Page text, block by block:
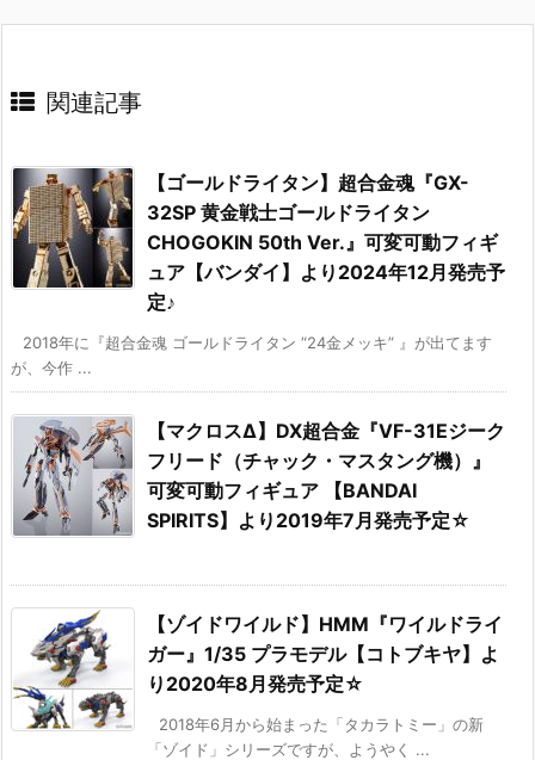
関連記事
【ゴールドライタン】超合金魂『GX-
32SP 黄金戦士ゴールドライタン
CHOGOKIN 50th Ver.』可変可動フィギ
ュア【バンダイ】より2024年12月発売予
定♪
2018年に『超合金魂 ゴールドライタン “24金メッキ” 』が出てます
が、今作 ...
【マクロスΔ】DX超合金『VF-31Eジーク
フリード（チャック・マスタング機）』
可変可動フィギュア 【BANDAI
SPIRITS】より2019年7月発売予定☆
【ゾイドワイルド】HMM『ワイルドライ
ガー』1/35 プラモデル【コトブキヤ】よ
り2020年8月発売予定☆
2018年6月から始まった「タカラトミー」の新
「ゾイド」シリーズですが、ようやく ...